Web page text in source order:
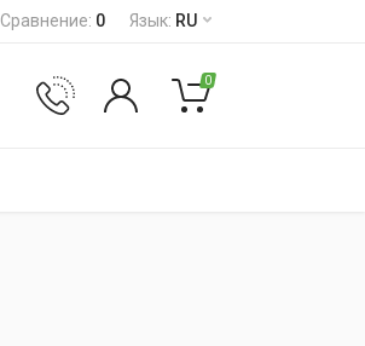
Сравнение: 0 Язык: RU
0